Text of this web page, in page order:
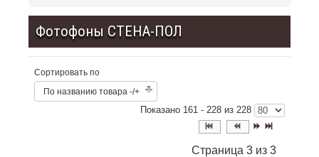
Фотофоны СТЕНА-ПОЛ
Сортировать по
По названию товара -/+
Показано 161 - 228 из 228
Страница 3 из 3